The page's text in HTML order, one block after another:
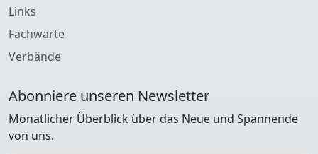
Links
Fachwarte
Verbände
Abonniere unseren Newsletter
Monatlicher Überblick über das Neue und Spannende
von uns.